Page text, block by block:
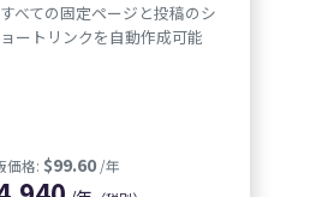
すべての固定ページと投稿のシ
ョートリンクを自動作成可能